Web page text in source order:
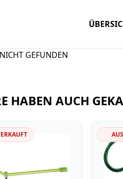
GEFUNDEN
HABEN AUCH